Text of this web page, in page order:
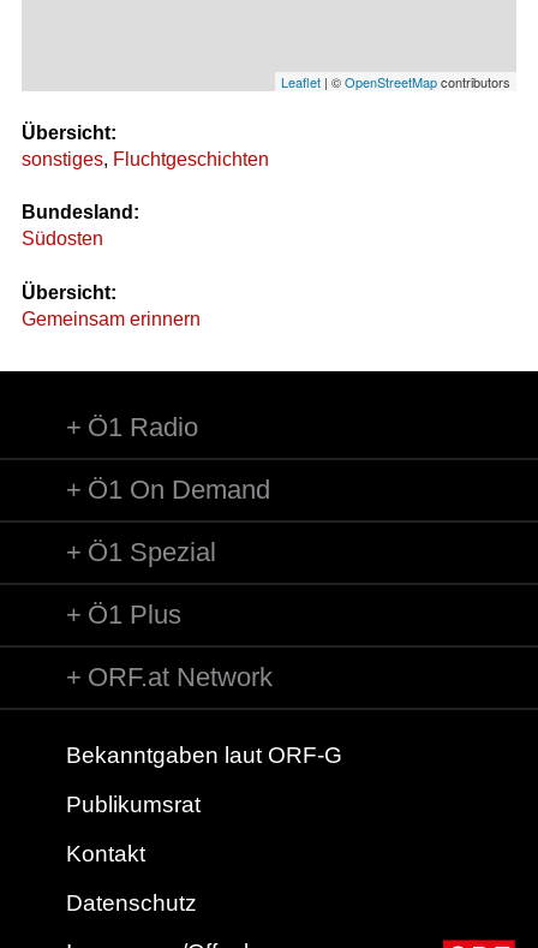
Leaflet | ©OpenStreetMapcontributors
Übersicht:
sonstiges, Fluchtgeschichten
Bundesland:
Südosten
Übersicht:
Gemeinsam erinnern
Ö1 Radio
Ö1 On Demand
Ö1 Spezial
Ö1 Plus
ORF.at Network
Bekanntgaben laut ORF-G
Publikumsrat
Kontakt
Datenschutz